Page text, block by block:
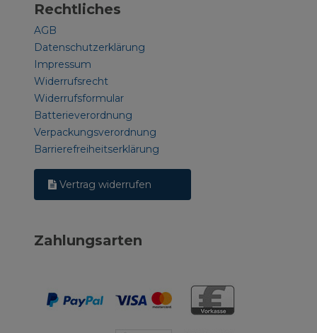
Rechtliches
AGB
Datenschutzerklärung
Impressum
Widerrufsrecht
Widerrufsformular
Batterieverordnung
Verpackungsverordnung
Barrierefreiheitserklärung
Vertrag widerrufen
Zahlungsarten